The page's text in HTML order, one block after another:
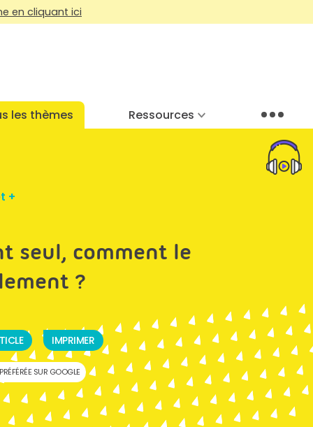
en cliquant ici
les thèmes Ressources Menu
+
seul, comment le
?
IMPRIMER
SUR GOOGLE